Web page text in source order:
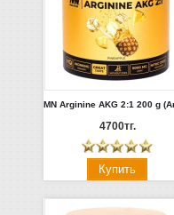
4700тг.